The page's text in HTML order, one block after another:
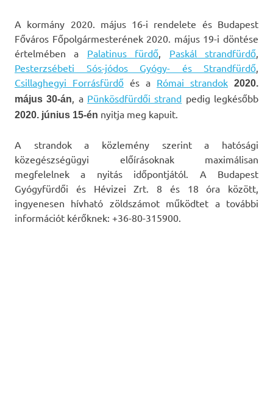
A kormány 2020. május 16-i rendelete és Budapest
Főváros Főpolgármesterének 2020. május 19-i döntése
értelmében a Palatinus fürdő Paskál strandfürdő
Pesterzsébeti Sós-jódos Gyógy- és Strandfürdő
Csillaghegyi Forrásfürdő és a Római strandok 2020.
május 30-án
, a Pünkösdfürdői strand pedig legkésőbb
2020. június 15-én nyitja meg kapuit.
A strandok a közlemény szerint a hatósági
közegészségügyi előírásoknak maximálisan
megfelelnek a nyitás időpontjától. A Budapest
Gyógyfürdői és Hévizei Zrt. 8 és 18 óra között,
ingyenesen hívható zöldszámot működtet a további
információt kérőknek: +36-80-315900.